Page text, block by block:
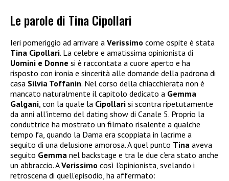
Le parole di Tina Cipollari
Ieri pomeriggio ad arrivare a Verissimo come ospite è stata
Tina Cipollari. La celebre e amatissima opinionista di
Uomini e Donne si è raccontata a cuore aperto e ha
risposto con ironia e sincerità alle domande della padrona di
casa Silvia Toffanin. Nel corso della chiacchierata non è
mancato naturalmente il capitolo dedicato a Gemma
Galgani , con la quale la Cipollari si scontra ripetutamente
da anni all’interno del dating show di Canale 5. Proprio la
conduttrice ha mostrato un filmato risalente a qualche
tempo fa, quando la Dama era scoppiata in lacrime a
seguito di una delusione amorosa. A quel punto Tina aveva
seguito Gemma nel backstage e tra le due c’era stato anche
un abbraccio. AVerissimo così l’opinionista, svelando i
retroscena di quell’episodio, ha affermato: